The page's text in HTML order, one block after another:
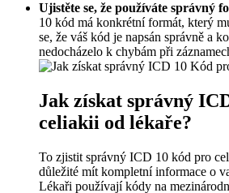
Ujistěte⁣ se, ⁣že používáte správný
10 ⁤kód má ‍konkrétní formát, který
se,‍ že váš kód ‍je napsán správně a
nedocházelo ⁤k chybám při
Jak získat správný
celiakii ​od lékaře?
To zjistit správný ICD 10‌ kód pro
důležité mít kompletní informace o
Lékaři ​používají ⁣kódy na